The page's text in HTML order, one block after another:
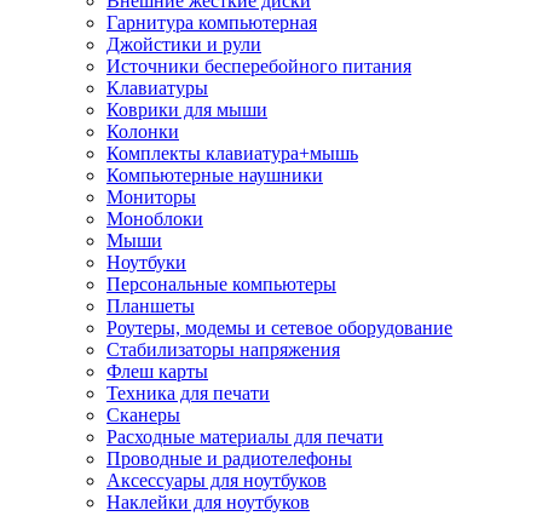
Гарнитура компьютерная
Джойстики и рули
Источники бесперебойного питания
Клавиатуры
Коврики для мыши
Колонки
Комплекты клавиатура+мышь
Компьютерные наушники
Мониторы
Моноблоки
Мыши
Ноутбуки
Персональные компьютеры
Планшеты
Роутеры, модемы и сетевое оборудование
Стабилизаторы напряжения
Флеш карты
Техника для печати
Сканеры
Расходные материалы для печати
Проводные и радиотелефоны
Аксессуары для ноутбуков
Наклейки для ноутбуков